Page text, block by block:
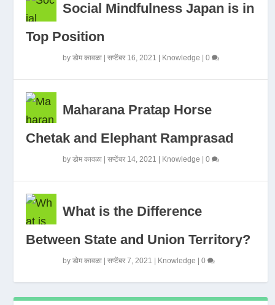
Social Mindfulness Japan is in
Top Position
byडोम कावळा |सप्टेंबर 16, 2021 Knowledge |0
Maharana Pratap Horse
Chetak and Elephant Ramprasad
byडोम कावळा |सप्टेंबर 14, 2021 Knowledge |0
What is the Difference
Between State and Union Territory?
byडोम कावळा |सप्टेंबर 7, 2021 Knowledge |0